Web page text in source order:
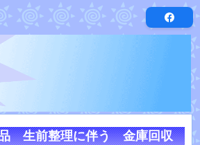
生前整理に伴う 金庫回収